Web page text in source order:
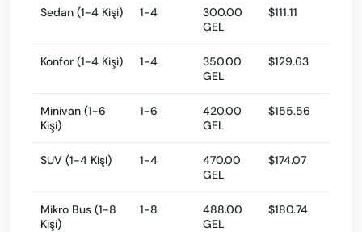
Sedan (1-4 Kişi) 1-4
300.00
GEL
$111.11
Konfor (1-4 Kişi) 1-4
350.00
GEL
$129.63
Minivan (1-6
Kişi)
1-6
420.00
GEL
$155.56
SUV (1-4 Kişi) 1-4
470.00
GEL
$174.07
Mikro Bus (1-8
Kişi)
1-8
488.00
GEL
$180.74